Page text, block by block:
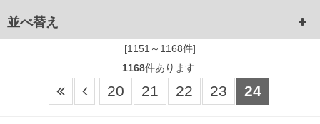
並べ替え
[1151～1168件]
1168件あります
20 21 22 23 24